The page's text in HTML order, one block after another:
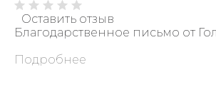
Оставить отзыв
Благодарственное письмо от
Подробнее